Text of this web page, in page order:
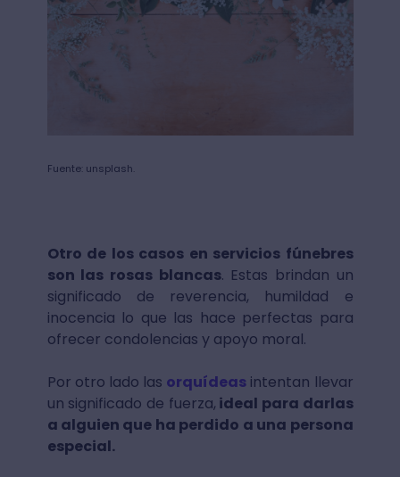
Fuente: unsplash.
Otro de los casos en servicios fúnebres
son las rosas blancas. Estas brindan un
significado de reverencia, humildad e
inocencia lo que las hace perfectas para
ofrecer condolencias y apoyo moral.
Por otro lado las orquídeas intentan llevar
un significado de fuerza, ideal para darlas
a alguien que ha perdido a una persona
especial.